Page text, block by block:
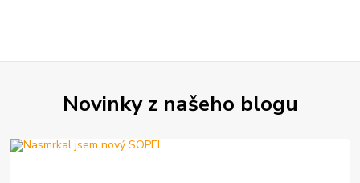
Novinky z našeho blogu